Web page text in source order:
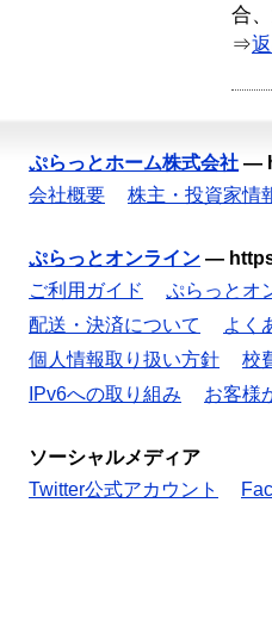
合
⇒
ぷらっとホーム株式会社 —
会社概要
株主・投資家情
ぷらっとオンライン —
ご利用ガイド
ぷらっとオ
配送・決済について
よく
個人情報取り扱い方針
校
IPv6への取り組み
お客様
ソーシャルメディア
Twitter公式アカウント